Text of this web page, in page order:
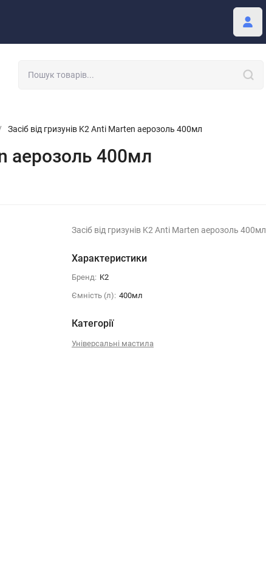
Засіб від гризунів K2 Anti Marten аерозоль 400мл
аерозоль 400мл
Засіб від гризунів K2 Anti Marten аерозоль 400мл
Характеристики
Бренд: K2
Ємність (л): 400мл
Категорії
Універсальні мастила